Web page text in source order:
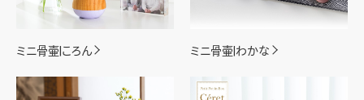
ミニ骨壷|ころん ミニ骨壷|わかな